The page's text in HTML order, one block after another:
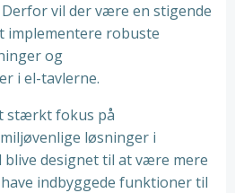
vil der være en stigende
implementere robuste
og
i el-tavlerne.
stærkt fokus på
løsninger i
blive designet til at være mere
indbyggede funktioner til